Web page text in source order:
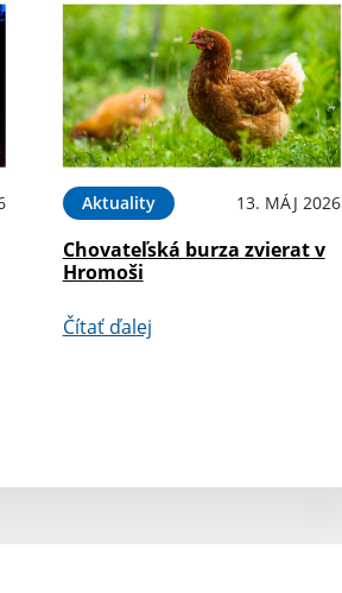
Aktuality 13. MÁJ 2026
Chovateľská burza zvierat v
Hromoši
Čítať ďalej